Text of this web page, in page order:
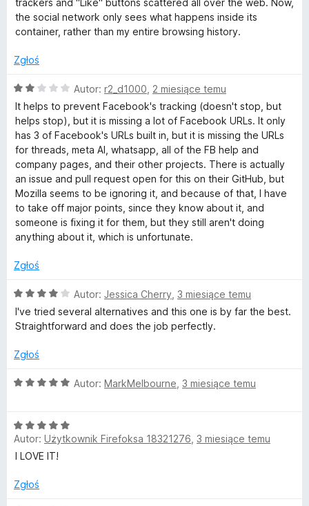
e
o
o
k
C
o
n
t
a
n
e
r
/
5
a
/
trackers and "Like" buttons scattered all over the web. Now,
the social network only sees what happens inside its
container, rather than my entire browsing history.
Zgłoś
O
c
e
n
a
2
/
5
Autor: r2_d1000 2 miesiące temu
It helps to prevent Facebook's tracking (doesn't stop, but
helps stop), but it is missing a lot of Facebook URLs. It only
has 3 of Facebook's URLs built in, but it is missing the URLs
for threads, meta AI, whatsapp, all of the FB help and
company pages, and their other projects. There is actually
an issue and pull request open for this on their GitHub, but
Mozilla seems to be ignoring it, and because of that, I have
to take off major points, since they know about it, and
someone is fixing it for them, but they still aren't doing
anything about it, which is unfortunate.
Zgłoś
O
c
e
a
4
Autor: Jessica Cherry 3 miesiące temu
I've tried several alternatives and this one is by far the best.
Straightforward and does the job perfectly.
Zgłoś
O
n
a
:
/
Autor: MarkMelbourne 3 miesiące temu
O
c
e
a
Autor: Użytkownik Firefoksa 18321276 3 miesiące temu
I LOVE IT!
Zgłoś